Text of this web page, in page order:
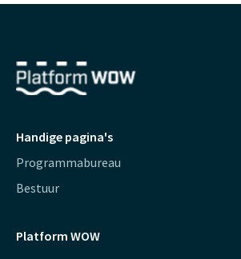
Handige pagina's
Programmabureau
Bestuur
Platform WOW